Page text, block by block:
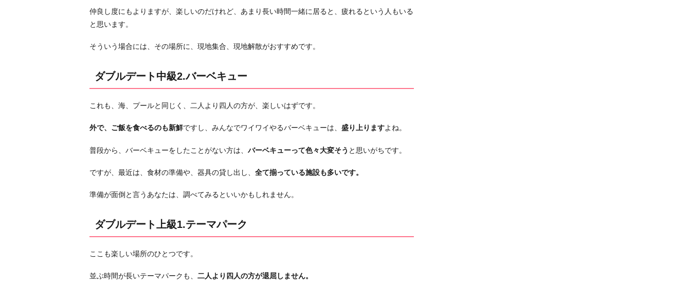
キ
ュ
ダ
ル
デ
ー
上
1.
マ
ー
ク
ブ
ル
仲良し度にもよりますが、楽しいのだけれど、あまり長い時間一緒に居ると、疲れるという人もいる
と思います。
そういう場合には、その場所に、現地集合、現地解散がおすすめです。
ダブルデート中級2.バーベキュー
これも、海、プールと同じく、二人より四人の方が、楽しいはずです。
外で、ご飯を食べるのも新鮮ですし、みんなでワイワイやるバーベキューは、 盛り上りますよね。
普段から、バーベキューをしたことがない方は、 バーベキューって色々大変そう と思いがちです。
ですが、最近は、食材の準備や、器具の貸し出し、 全て揃っている施設も多いです。
準備が面倒と言うあなたは、調べてみるといいかもしれません。
ダブルデート上級1.テーマパーク
ここも楽しい場所のひとつです。
並ぶ時間が長いテーマパークも、 二人より四人の方が退屈しません。